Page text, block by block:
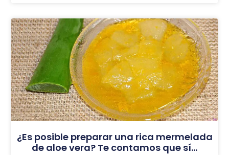
¿Es posible preparar una rica mermelada
de aloe vera? Te contamos que sí…